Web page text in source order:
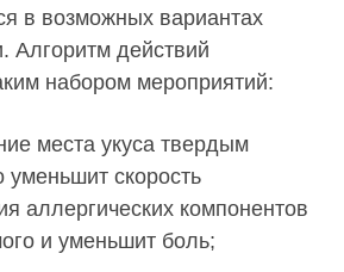
в возможных вариантах
Алгоритм действий
набором мероприятий:
места укуса твердым
скорость
аллергических компонентов
и уменьшит боль;